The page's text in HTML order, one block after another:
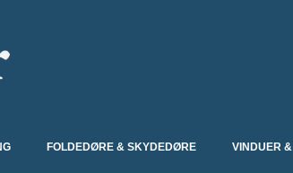
FOLDEDØRE & SKYDEDØRE VINDUER